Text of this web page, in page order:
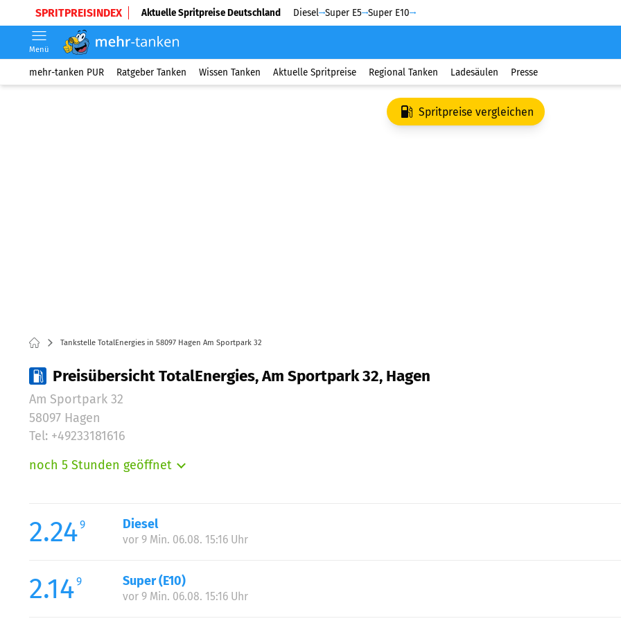
SPRITPREISINDEX Aktuelle Spritpreise Deutschland Diesel Super E5 Super E10
Menü
mehr-tanken PUR Ratgeber Tanken Wissen Tanken Aktuelle Spritpreise Regional Tanken Ladesäulen Presse
Spritpreise vergleichen
Tankstelle TotalEnergies in 58097 Hagen Am Sportpark 32
Preisübersicht TotalEnergies, Am Sportpark 32, Hagen
Am Sportpark 32
58097 Hagen
Tel: +49233181616
noch 5 Stunden geöffnet
Mittwoch:
Donnerstag:
Samstag:
Sonntag:
2.249 Diesel
vor 9 Min. 06.08. 15:16 Uhr
2.149 Super (E10)
vor 9 Min. 06.08. 15:16 Uhr